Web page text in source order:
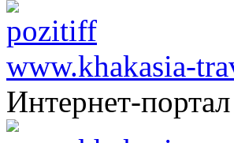
www.khakasia-
Интернет-